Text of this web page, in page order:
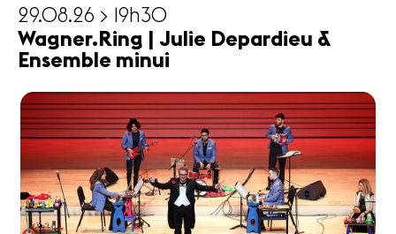
29.08.26 > 19h30
Wagner.Ring | Julie Depardieu &
Ensemble minui